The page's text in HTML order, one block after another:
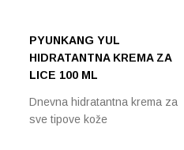
PYUNKANG YUL
HIDRATANTNA KREMA ZA
LICE 100 ML
Dnevna hidratantna krema za
sve tipove kože